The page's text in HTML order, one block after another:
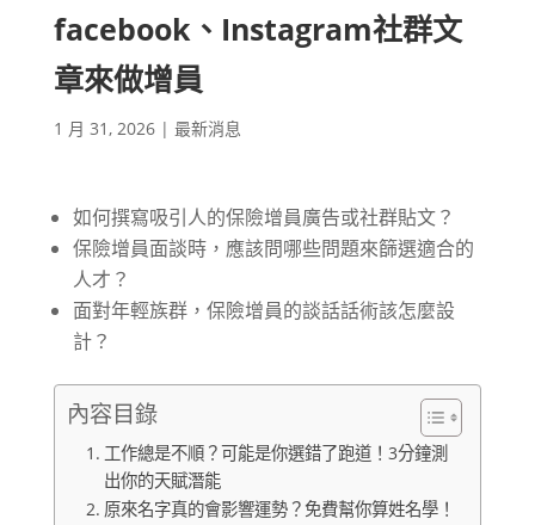
facebook、Instagram社群文
章來做增員
1 月 31, 2026| 最新消息
如何撰寫吸引人的保險增員廣告或社群貼文？
保險增員面談時，應該問哪些問題來篩選適合的
人才？
面對年輕族群，保險增員的談話話術該怎麼設
計？
內容目錄
工作總是不順？可能是你選錯了跑道！3分鐘測
出你的天賦潛能
原來名字真的會影響運勢？免費幫你算姓名學！